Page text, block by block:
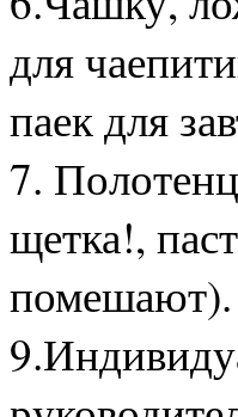
для
паек для
7.
щетка!,
помешают).